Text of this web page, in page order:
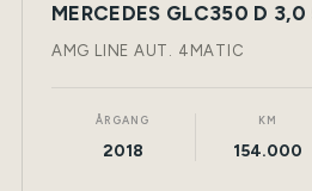
NY BIL
MERCEDES GLC350 D 3,0
AMG LINE AUT. 4MATIC
ÅRGANG
2018
KM
154.000